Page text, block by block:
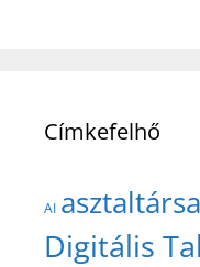
Címkefelhő
AI
Digitális